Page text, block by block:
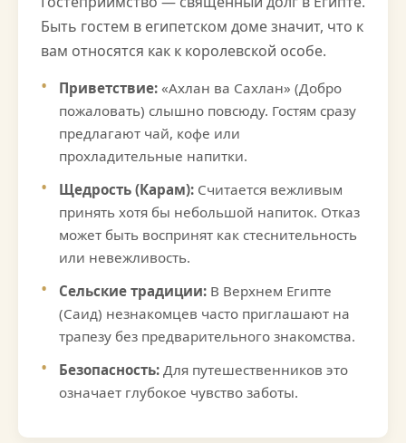
Быть гостем в египетском доме значит, что к
вам относятся как к королевской особе.
Приветствие: «Ахлан ва Сахлан» (Добро
пожаловать) слышно повсюду. Гостям сразу
предлагают чай, кофе или
прохладительные напитки.
Щедрость (Карам): Считается вежливым
принять хотя бы небольшой напиток. Отказ
может быть воспринят как стеснительность
или невежливость.
Сельские традиции: В Верхнем Египте
(Саид) незнакомцев часто приглашают на
трапезу без предварительного знакомства.
Безопасность: Для путешественников это
означает глубокое чувство заботы.